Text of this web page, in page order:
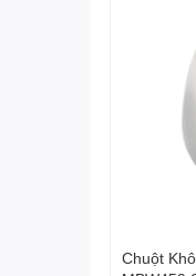
Chuột